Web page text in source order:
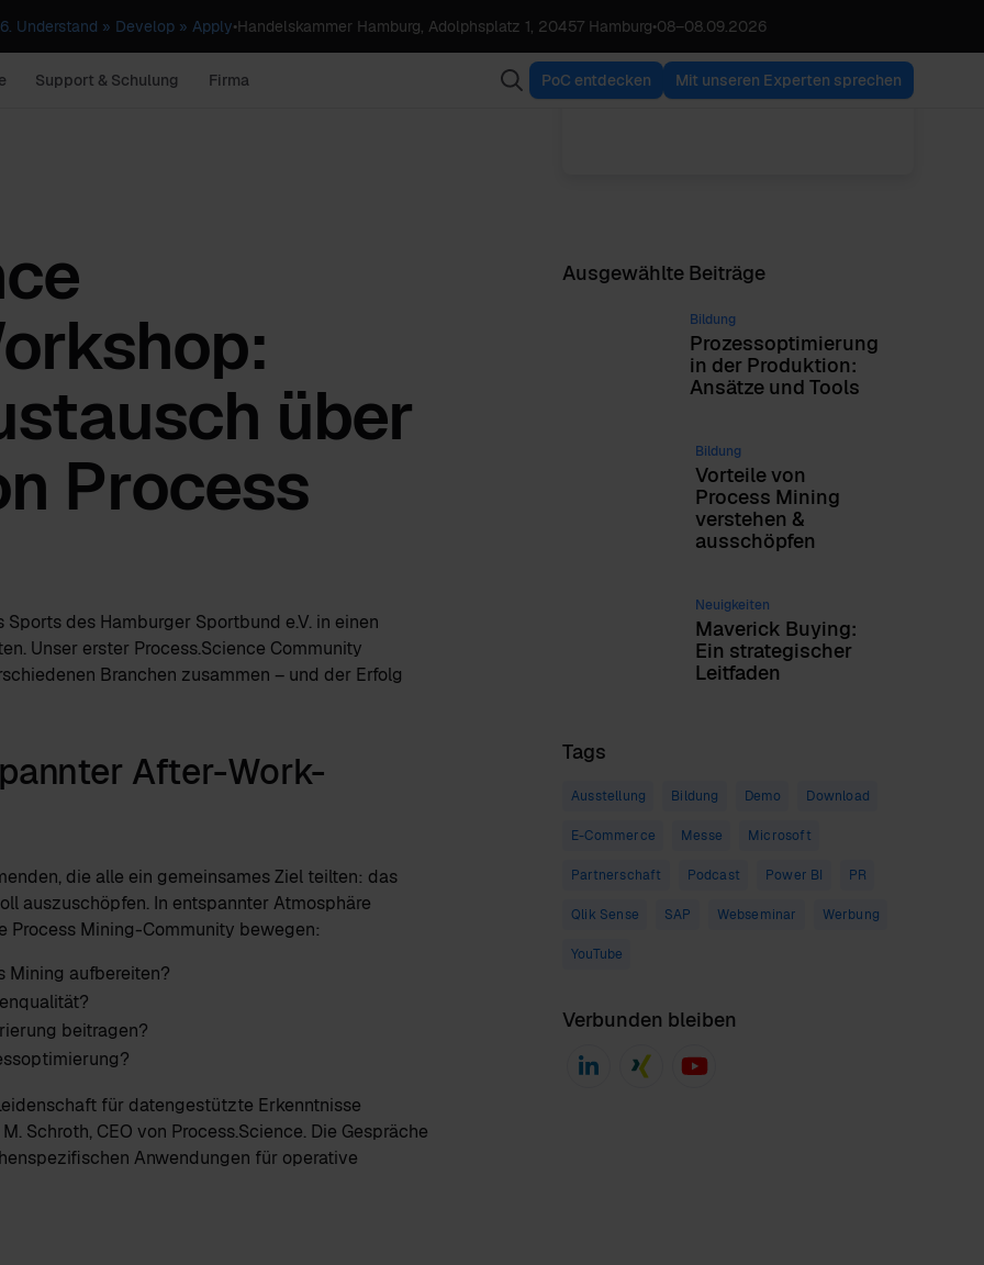
Understand » Develop » Apply•Handelskammer Hamburg, Adolphsplatz 1, 20457 Hamburg•08–08.09.2026
Support & Schulung Firma PoC entdecken Mit unseren Experten sprechen
über
Process
des Hamburger Sportbund e.V. in einen
Unser erster Process.Science Community
Branchen zusammen – und der Erfolg
After-Work-
die alle ein gemeinsames Ziel teilten: das
auszuschöpfen. In entspannter Atmosphäre
Process Mining-Community bewegen:
Mining aufbereiten?
beitragen?
für datengestützte Erkenntnisse
Schroth, CEO von Process.Science. Die Gespräche
Anwendungen für operative
Babette Schroth
Director Operations
ALLE BEITRÄGE
ANZEIGEN
Ausgewählte Beiträge
Bildung
Prozessoptimierung
in der Produktion:
Ansätze und Tools
Bildung
Vorteile von
Process Mining
verstehen &
ausschöpfen
Neuigkeiten
Maverick Buying:
Ein strategischer
Leitfaden
Tags
Ausstellung Bildung Demo Download
E-Commerce Messe Microsoft
Partnerschaft Podcast Power BI PR
Qlik Sense SAP Webseminar Werbung
YouTube
Verbunden bleiben